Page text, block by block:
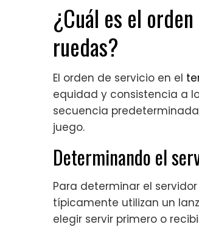
¿Cuál es el
ruedas?
El orden de servicio en el
equidad y consistencia a
secuencia
juego.
Determinando el
Para determinar el
típicamente utilizan un
elegir servir primero o